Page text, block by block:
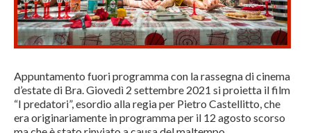
Appuntamento fuori programma con la rassegna di cinema
d’estate di Bra. Giovedì 2 settembre 2021 si proietta il film
“I predatori”, esordio alla regia per Pietro Castellitto, che
era originariamente in programma per il 12 agosto scorso